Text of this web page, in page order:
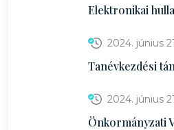
Elektronikai
2024. június
Tanévkezdési
2024. június
Önkormányzati